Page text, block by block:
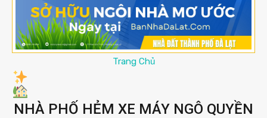
Trang Chủ
NHÀ PHỐ HẺM XE MÁY NGÔ QUYỀN